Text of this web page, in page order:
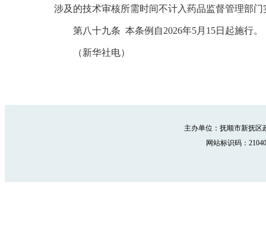
涉及的技术审核所需时间不计入药品监督管理部
第八十九条 本条例自2026年5月15日起施行。
（新华社电）
主办单位：抚顺市新抚
网站标识码：